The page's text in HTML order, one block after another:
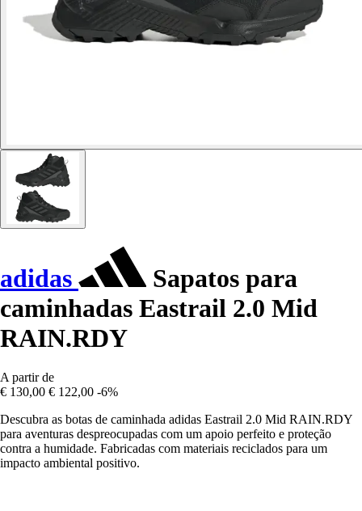
adidas
Sapatos para
caminhadas Eastrail 2.0 Mid
RAIN.RDY
A partir de
€ 130,00 € 122,00 -6%
Descubra as botas de caminhada adidas Eastrail 2.0 Mid RAIN.RDY
para aventuras despreocupadas com um apoio perfeito e proteção
contra a humidade. Fabricadas com materiais reciclados para um
impacto ambiental positivo.